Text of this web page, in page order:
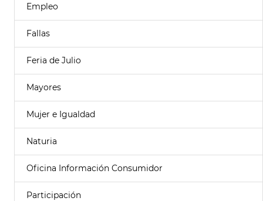
Empleo
Fallas
Feria de Julio
Mayores
Mujer e Igualdad
Naturia
Oficina Información Consumidor
Participación